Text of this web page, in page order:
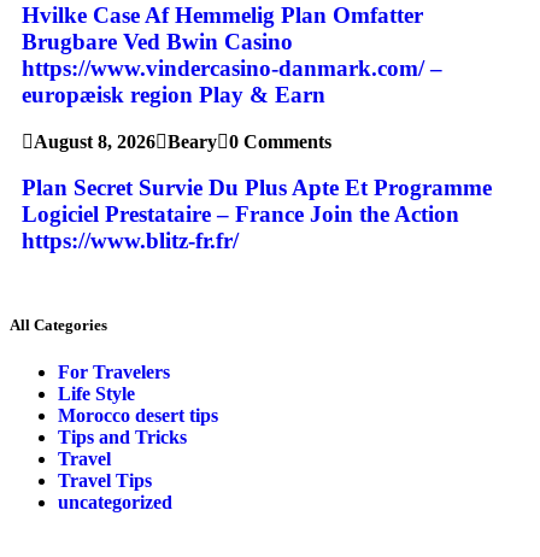
Hvilke Case Af Hemmelig Plan Omfatter
Brugbare Ved Bwin Casino
https://www.vindercasino-danmark.com/ –
europæisk region Play & Earn
August 8, 2026 Beary 0 Comments
Plan Secret Survie Du Plus Apte Et Programme
Logiciel Prestataire – France Join the Action
https://www.blitz-fr.fr/
All Categories
For Travelers
Life Style
Morocco desert tips
Tips and Tricks
Travel
Travel Tips
uncategorized